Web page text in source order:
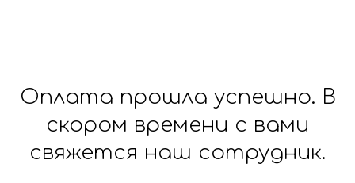
Оплата прошла успешно. В
скором времени с вами
свяжется наш сотрудник.